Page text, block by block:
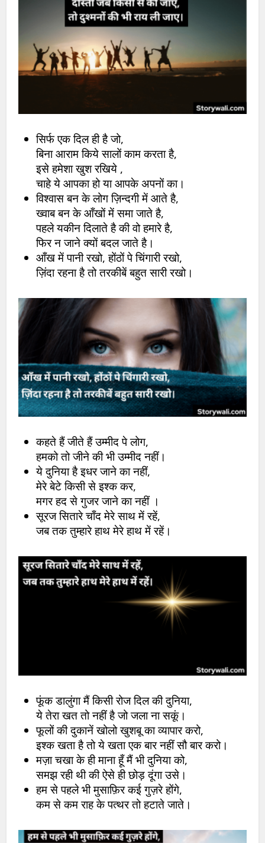
सिर्फ एक दिल ही है जो,
बिना आराम किये सालों काम करता है,
इसे हमेशा खुश रखिये ,
चाहे ये आपका हो या आपके अपनों का।
विश्वास बन के लोग ज़िन्दगी में आते है,
ख्वाब बन के आँखों में समा जाते है,
पहले यकीन दिलाते है की वो हमारे है,
फिर न जाने क्यों बदल जाते है।
आँख में पानी रखो, होंठों पे चिंगारी रखो,
ज़िंदा रहना है तो तरकीबें बहुत सारी रखो।
कहते हैं जीते हैं उम्मीद पे लोग,
हमको तो जीने की भी उम्मीद नहीं।
ये दुनिया है इधर जाने का नहीं,
मेरे बेटे किसी से इश्क कर,
मगर हद से गुजर जाने का नहीं ।
सूरज सितारे चाँद मेरे साथ में रहें,
जब तक तुम्हारे हाथ मेरे हाथ में रहें।
फूंक डालुंगा मैं किसी रोज दिल की दुनिया,
ये तेरा खत तो नहीं है जो जला ना सकूं।
फूलों की दुकानें खोलो खुशबू का व्यापार करो,
इश्क खता है तो ये खता एक बार नहीं सौ बार करो।
मज़ा चखा के ही माना हूँ मैं भी दुनिया को,
समझ रही थी की ऐसे ही छोड़ दूंगा उसे।
हम से पहले भी मुसाफ़िर कई गुज़रे होंगे,
कम से कम राह के पत्थर तो हटाते जाते।